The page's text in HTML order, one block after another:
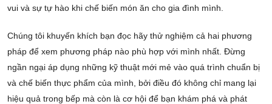
vui và sự tự hào khi chế biến món ăn cho gia đình mình.
Chúng tôi khuyến khích bạn đọc hãy thử nghiệm cả hai phương
pháp để xem phương pháp nào phù hợp với mình nhất. Đừng
ngần ngại áp dụng những kỹ thuật mới mẻ vào quá trình chuẩn bị
và chế biến thực phẩm của mình, bởi điều đó không chỉ mang lại
hiệu quả trong bếp mà còn là cơ hội để bạn khám phá và phát